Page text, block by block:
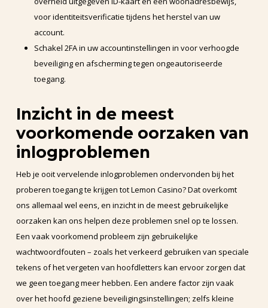
voor identiteitsverificatie tijdens het herstel van uw
account.
Schakel 2FA in uw accountinstellingen in voor verhoogde
beveiliging en afscherming tegen ongeautoriseerde
toegang.
Inzicht in de meest
voorkomende oorzaken van
inlogproblemen
Heb je ooit vervelende inlogproblemen ondervonden bij het
proberen toegang te krijgen tot Lemon Casino? Dat overkomt
ons allemaal wel eens, en inzicht in de meest gebruikelijke
oorzaken kan ons helpen deze problemen snel op te lossen.
Een vaak voorkomend probleem zijn gebruikelijke
wachtwoordfouten – zoals het verkeerd gebruiken van speciale
tekens of het vergeten van hoofdletters kan ervoor zorgen dat
we geen toegang meer hebben. Een andere factor zijn vaak
over het hoofd geziene beveiligingsinstellingen; zelfs kleine